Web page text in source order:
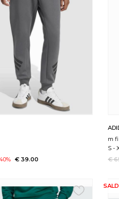
€ 39.00
m
S-
€